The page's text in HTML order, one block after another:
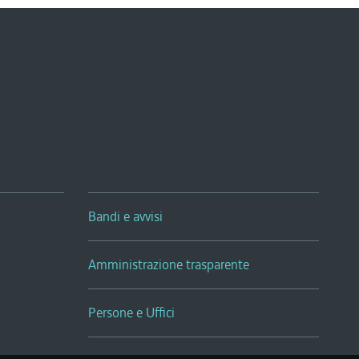
Bandi e avvisi
Amministrazione trasparente
Persone e Uffici